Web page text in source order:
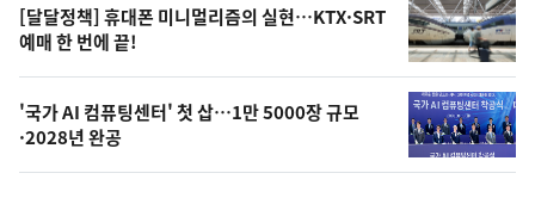
오
늘
의
사
진
[달달정책] 휴대폰 미니멀리즘의 실현…KTX·SRT
예매 한 번에 끝!
'국가 AI 컴퓨팅센터' 첫 삽…1만 5000장 규모
·2028년 완공